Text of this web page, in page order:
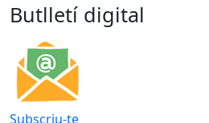
Butlletí digital
Subscriu-te